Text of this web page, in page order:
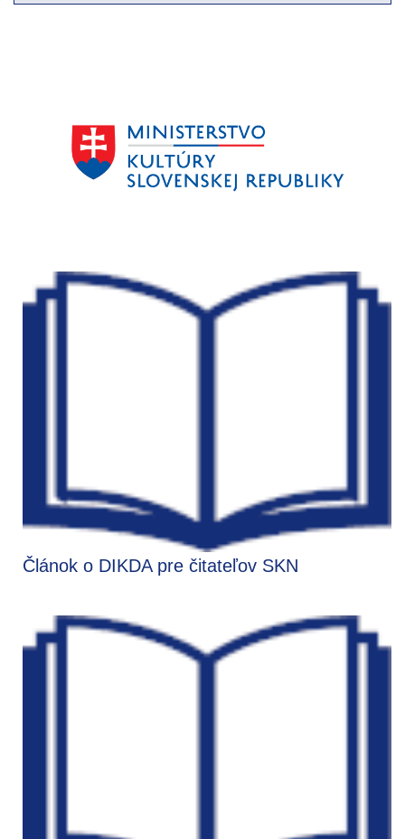
Článok o DIKDA pre čitateľov SKN